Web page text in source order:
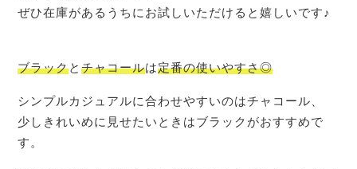
ぜひ在庫があるうちにお試しいただけると嬉しいです♪
ブラックとチャコールは定番の使いやすさ◎
シンプルカジュアルに合わせやすいのはチャコール、
少しきれいめに見せたいときはブラックがおすすめで
す。